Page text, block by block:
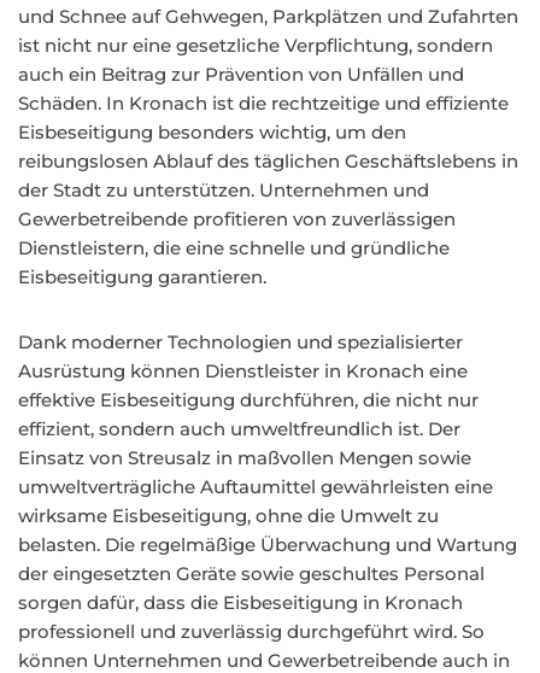
und Schnee auf Gehwegen, Parkplätzen und Zufahrten
ist nicht nur eine gesetzliche Verpflichtung, sondern
auch ein Beitrag zur Prävention von Unfällen und
Schäden. In Kronach ist die rechtzeitige und effiziente
Eisbeseitigung besonders wichtig, um den
reibungslosen Ablauf des täglichen Geschäftslebens in
der Stadt zu unterstützen. Unternehmen und
Gewerbetreibende profitieren von zuverlässigen
Dienstleistern, die eine schnelle und gründliche
Eisbeseitigung garantieren.
Dank moderner Technologien und spezialisierter
Ausrüstung können Dienstleister in Kronach eine
effektive Eisbeseitigung durchführen, die nicht nur
effizient, sondern auch umweltfreundlich ist. Der
Einsatz von Streusalz in maßvollen Mengen sowie
umweltverträgliche Auftaumittel gewährleisten eine
wirksame Eisbeseitigung, ohne die Umwelt zu
belasten. Die regelmäßige Überwachung und Wartung
der eingesetzten Geräte sowie geschultes Personal
sorgen dafür, dass die Eisbeseitigung in Kronach
professionell und zuverlässig durchgeführt wird. So
können Unternehmen und Gewerbetreibende auch in